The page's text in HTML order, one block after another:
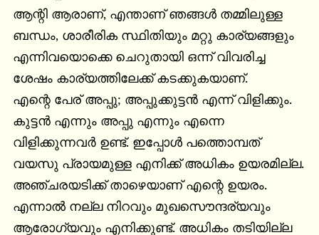
ആന്റി ആരാണ്, എന്താണ് ഞങ്ങള്‍ തമ്മിലുള്ള
ബന്ധം, ശാരീരിക സ്ഥിതിയും മറ്റു കാര്യങ്ങളും
എന്നിവയൊക്കെ ചെറുതായി ഒന്ന് വിവരിച്ച
ശേഷം കാര്യത്തിലേക്ക് കടക്കുകയാണ്.
എന്റെ പേര് അപ്പു; അപ്പുക്കുട്ടന്‍ എന്ന് വിളിക്കും.
കുട്ടന്‍ എന്നും അപ്പു എന്നും എന്നെ
വിളിക്കുന്നവര്‍ ഉണ്ട്. ഇപ്പോള്‍ പത്തൊമ്പത്
വയസു പ്രായമുള്ള എനിക്ക് അധികം ഉയരമില്ല.
അഞ്ചരയടിക്ക് താഴെയാണ് എന്റെ ഉയരം.
എന്നാല്‍ നല്ല നിറവും മുഖസൌന്ദര്യവും
ആരോഗ്യവും എനിക്കുണ്ട്. അധികം തടിയില്ല